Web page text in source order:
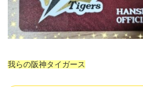
我らの阪神タイガース